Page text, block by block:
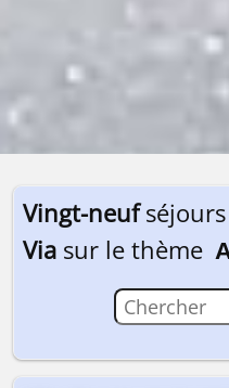
Vingt-neufséjours
Via sur le thème